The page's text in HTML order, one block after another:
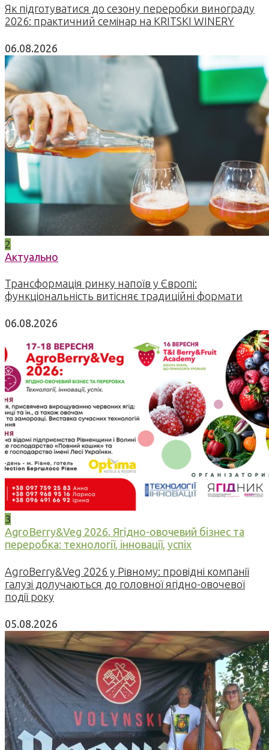
Як підготуватися до сезону переробки винограду
2026: практичний семінар на KRITSKI WINERY
06.08.2026
2
Актуально
Трансформація ринку напоїв у Європі:
функціональність витісняє традиційні формати
06.08.2026
3
AgroBerry&Veg 2026. Ягідно-овочевий бізнес та
переробка: технології, інновації, успіх
AgroBerry&Veg 2026 у Рівному: провідні компанії
галузі долучаються до головної ягідно-овочевої
події року
05.08.2026